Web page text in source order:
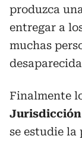
produzca
entregar a
muchas
Finalmente
Jurisdicción
se estudie